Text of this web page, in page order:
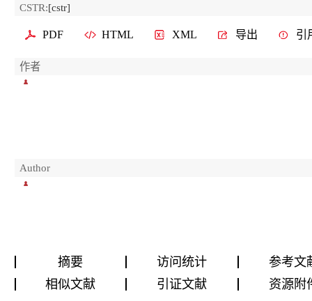
CSTR:[cstr]
PDF HTML XML 导出 引
作者
Author
摘要 访问统计
参考文
相似文献
引证文献 资源附